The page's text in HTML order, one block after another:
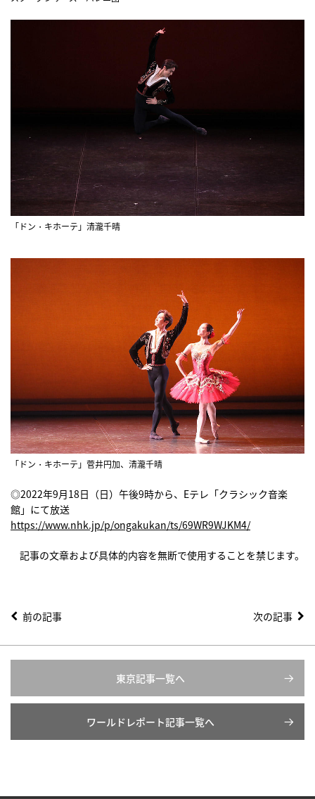
「ドン・キホーテ」清瀧千晴
「ドン・キホーテ」菅井円加、清瀧千晴
◎2022年9月18日（日）午後9時から、Eテレ「クラシック音楽
館」にて放送
https://www.nhk.jp/p/ongakukan/ts/69WR9WJKM4/
記事の文章および具体的内容を無断で使用することを禁じます。
前の記事 次の記事
東京記事一覧へ
ワールドレポート記事一覧へ